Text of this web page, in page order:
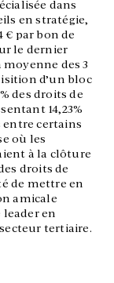
dans
en stratégie,
€ par bon de
le dernier
moyenne des 3
d’un bloc
des droits de
14,23%
certains
où les
à la clôture
droits de
de mettre en
amicale
en
tertiaire.